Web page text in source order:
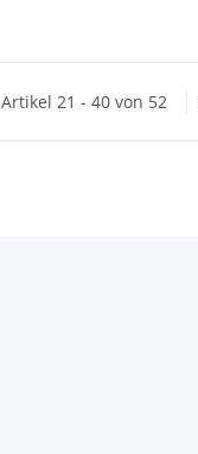
Artikel 21 - 40 von 52